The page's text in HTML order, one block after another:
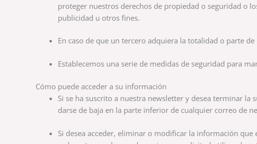
proteger nuestros derechos de propiedad o seguridad o
publicidad u otros fines.
En caso de que un tercero adquiera la totalidad o parte
Establecemos una serie de medidas de seguridad para
Cómo puede acceder a su información
Si se ha suscrito a nuestra newsletter y desea terminar
darse de baja en la parte inferior de cualquier correo de
Si desea acceder, eliminar o modificar la información